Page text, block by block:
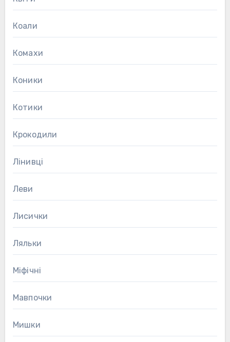
Коали
Комахи
Коники
Котики
Крокодили
Лінивці
Леви
Лисички
Ляльки
Міфічні
Мавпочки
Мишки